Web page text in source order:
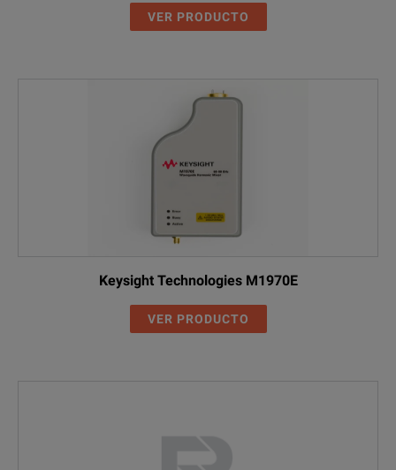
VER PRODUCTO
Keysight Technologies M1970E
VER PRODUCTO